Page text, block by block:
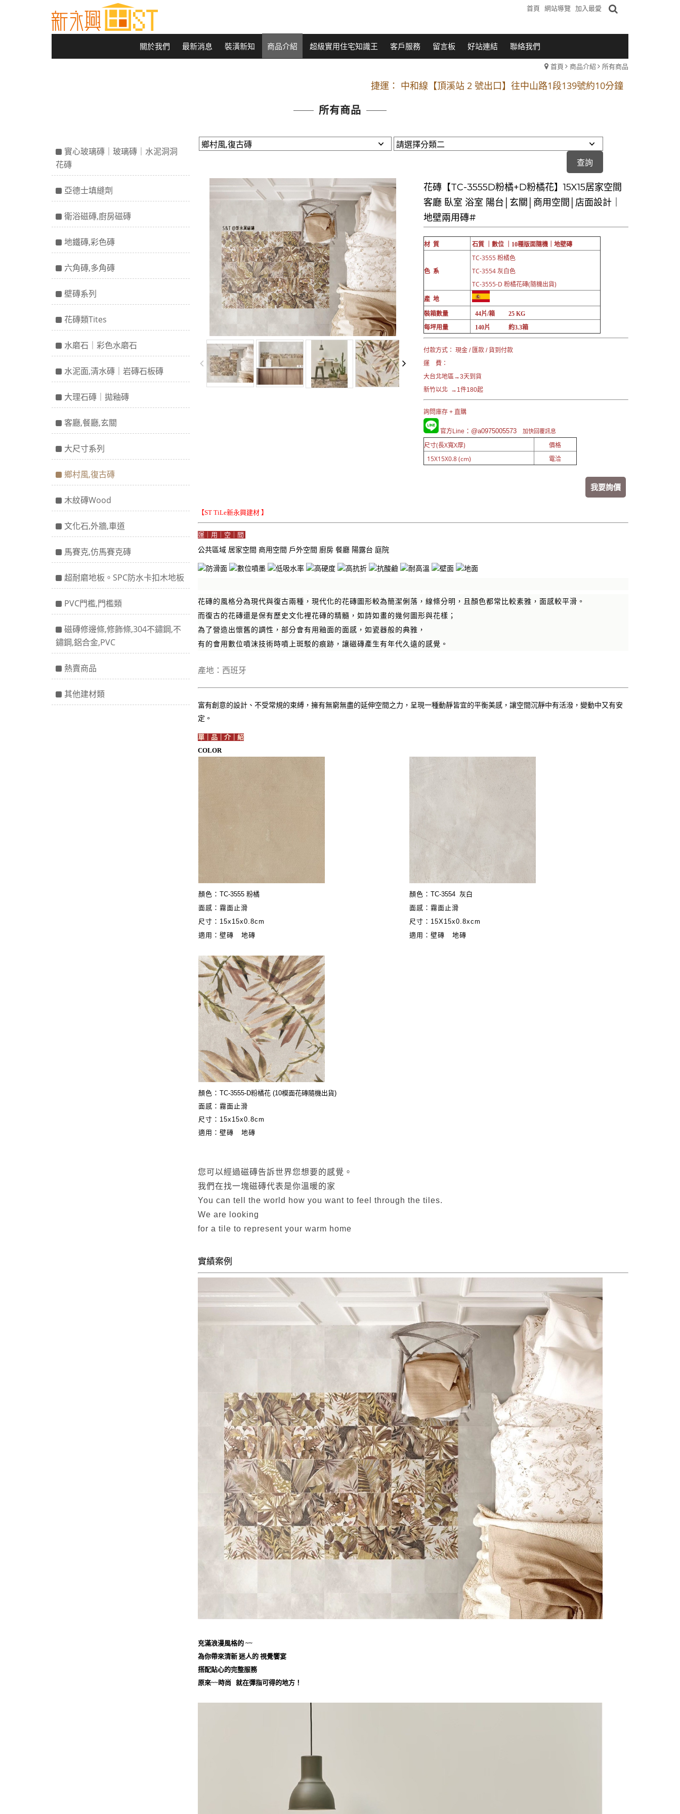
首頁 網站導覽 加入最愛
關於我們 最新消息 裝潢新知 商品介紹 超級實用住宅知識王 客戶服務 留言板 好站連結 聯絡我們
首頁 商品介紹 所有商品
開車：中山路1段 到永平路路口(樂華夜市口)門口可停車
捷運： 中和線【頂溪站 2 號出口】往中山路1段139號約10分鐘
原Line已滿 無法加Line好友 請親愛的客戶加入 LINE官方帳號@a0975005573
捷運： 中和線【頂溪站 2 號出口】往中山路1段139號約10分鐘
原Line已滿 無法加Line好友 請親愛的客戶加入 LINE官方帳號@a0975005573
所有商品
實心玻璃磚｜玻璃磚｜水泥洞洞
花磚
亞德士填縫劑
衛浴磁磚,廚房磁磚
地鐵磚,彩色磚
六角磚,多角磚
壁磚系列
花磚類Tites
水磨石｜彩色水磨石
水泥面,清水磚｜岩磚石板磚
大理石磚｜拋釉磚
客廳,餐廳,玄關
大尺寸系列
鄉村風,復古磚
木紋磚Wood
文化石,外牆,車道
馬賽克,仿馬賽克磚
超耐磨地板。SPC防水卡扣木地板
PVC門檻,門檻類
磁磚修邊條,修飾條,304不鏽鋼,不
鏽鋼,鋁合金,PVC
熱賣商品
其他建材類
花磚【TC-3555D粉橘+D粉橘花】15X15居家空間
客廳 臥室 浴室 陽台│玄關│商用空間│店面設計｜
地壁兩用磚#
材 質 石質 ｜數位 ｜10種版面隨機｜ 地壁磚
色 系
TC-3555 粉橘色
TC-3554 灰白色
TC-3555-D 粉橘花磚(隨機出貨)
產 地
裝箱數量
44片/箱 25 KG
每坪用量
140片 約3.3箱
付款方式： 現金 / 匯款 / 貨到付款
運 費：
大台北地區→3天到貨
新竹以北 →1件180起
詢問庫存 + 直購
官方Line ：@a0975005573 加快回覆訊息
尺寸(長X寬X厚)
價格
15X15X0.8 (cm)
電洽
我要詢價
【ST TiLe新永興建材 】
運｜用｜空｜間
公共區域 居家空間商用空間 戶外空間 廚房餐廳 陽露台 庭院
花磚的風格分為現代與復古兩種，現代化的花磚圖形較為簡潔俐落，線條分明，且顏色都常比較素雅，面感較平滑。
而復古的花磚還是保有歷史文化裡花磚的精髓，如詩如畫的幾何圖形與花樣；
為了營造出懷舊的調性，部分會有用釉面的面感，如瓷器般的典雅，
有的會用數位噴沫技術時噴上斑駁的痕跡，讓磁磚產生有年代久遠的感覺。
產地：西班牙
富有創意的設計、不受常規的束縛，擁有無窮無盡的延伸空間之力，呈現一種動靜皆宜的平衡美感，讓空間沉靜中有活潑，變動中又有安
定。
單｜品｜介｜紹
COLOR
顏色：TC-3555 粉橘
面感：霧面止滑
尺寸：15x15x0.8cm
適用：壁磚 地磚
顏色：TC-3554 灰白
面感：霧面止滑
尺寸：15X15x0.8xcm
適用：壁磚 地磚
顏色：TC-3555-D粉橘花 (10模面花磚隨機出貨)
面感：霧面止滑
尺寸：15x15x0.8cm
適用：壁磚 地磚
您可以經過磁磚告訴世界您想要的感覺。
我們在找一塊磁磚代表是你溫暖的家
You can tell the world how you want to feel through the tiles.
We are looking
for a tile to represent your warm home
實績案例
充滿浪漫風格的 ~~
為你帶來清新 迷人的 視覺饗宴
搭配貼心的完整服務
原來~~時尚 就在彈指可得的地方！